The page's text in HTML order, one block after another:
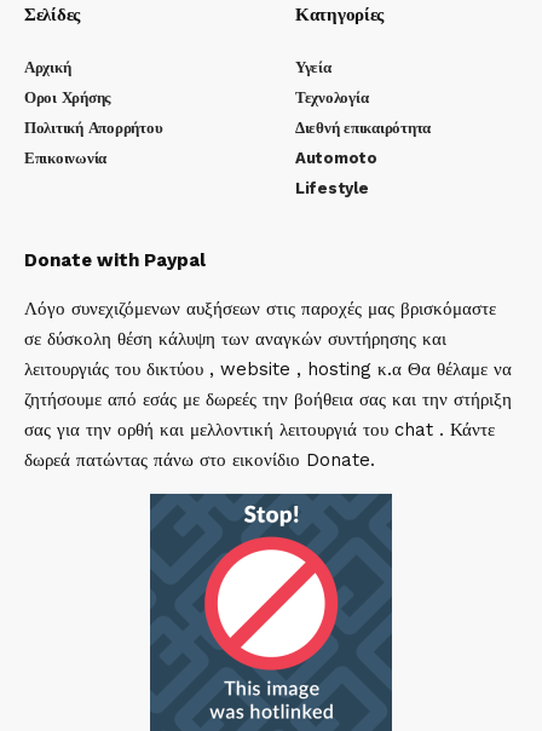
Σελίδες
Αρχική
Οροι Χρήσης
Πολιτική Απορρήτου
Επικοινωνία
Κατηγορίες
Υγεία
Τεχνολογία
Διεθνή επικαιρότητα
Automoto
Lifestyle
Donate with Paypal
Λόγο συνεχιζόμενων αυξήσεων στις παροχές μας βρισκόμαστε
σε δύσκολη θέση κάλυψη των αναγκών συντήρησης και
λειτουργιάς του δικτύου , website , hosting κ.α Θα θέλαμε να
ζητήσουμε από εσάς με δωρεές την βοήθεια σας και την στήριξη
σας για την ορθή και μελλοντική λειτουργιά του chat . Κάντε
δωρεά πατώντας πάνω στο εικονίδιο Donate.